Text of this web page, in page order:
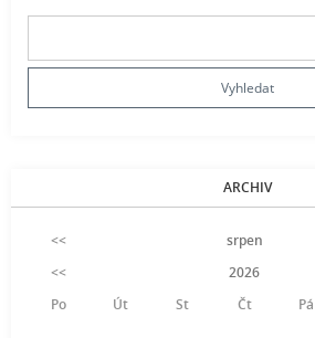
ARCHIV
<< srpen
<<
2026
Po
Út St Čt Pá